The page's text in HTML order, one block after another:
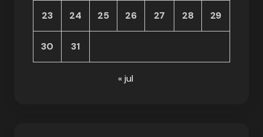
23 24 25 26 27 28 29
30 31
« jul